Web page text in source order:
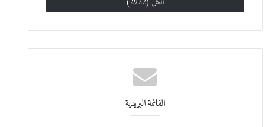
القائمة البريدية